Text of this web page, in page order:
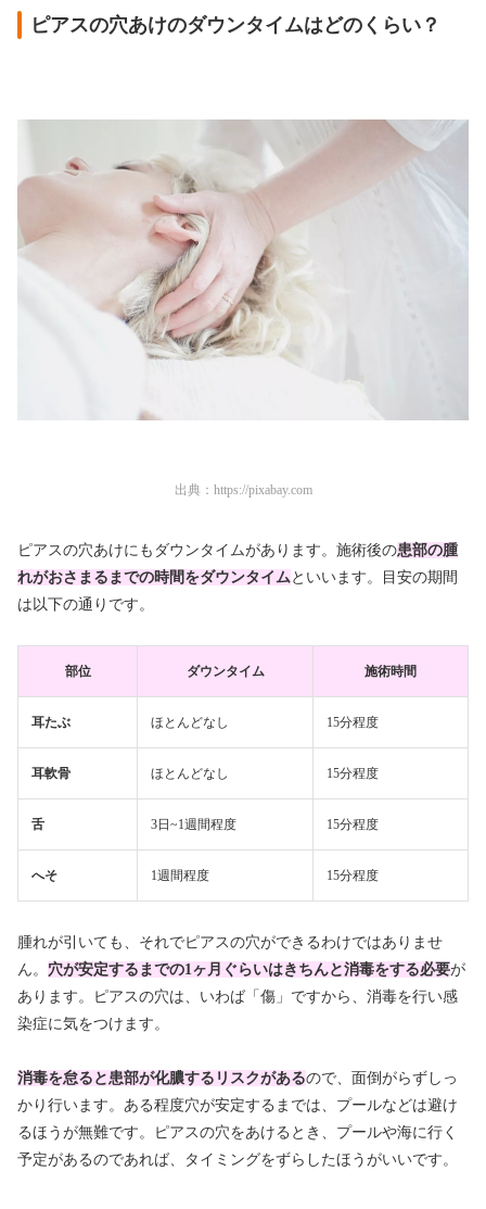
ピアスの穴あけのダウンタイムはどのくらい？
出典： https://pixabay.com
ピアスの穴あけにもダウンタイムがあります。施術後の患部の腫
れがおさまるまでの時間をダウンタイムといいます。目安の期間
は以下の通りです。
部位 ダウンタイム 施術時間
耳たぶ ほとんどなし 15分程度
耳軟骨 ほとんどなし 15分程度
舌 3日~1週間程度 15分程度
へそ 1週間程度 15分程度
腫れが引いても、それでピアスの穴ができるわけではありませ
ん。 穴が安定するまでの1ヶ月ぐらいはきちんと消毒をする必要が
あります。ピアスの穴は、いわば「傷」ですから、消毒を行い感
染症に気をつけます。
消毒を怠ると患部が化膿するリスクがあるので、面倒がらずしっ
かり行います。ある程度穴が安定するまでは、プールなどは避け
るほうが無難です。ピアスの穴をあけるとき、プールや海に行く
予定があるのであれば、タイミングをずらしたほうがいいです。